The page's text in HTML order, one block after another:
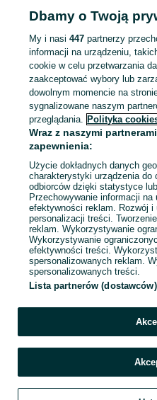
Zaloguj się lub załóż konto
sprzedającym
Zaloguj się / Załóż konto
Dbamy o Twoją
My i nasi447 partnerzy
informacji na urządzeniu,
cookie w celu przetwarzania
zaakceptować wybory lub
dowolnym momencie na
sygnalizowane naszym
przeglądania. Polityka
Wraz z naszymi
zapewnienia:
Użycie dokładnych danych
charakterystyki urządzenia do
odbiorców dzięki statystyce
Przechowywanie informacji
efektywności reklam. Rozwój i
personalizacji treści.
reklam. Wykorzystywanie
Wykorzystywanie
efektywności treści.
spersonalizowanych reklam.
spersonalizowanych treści.
Lista partnerów (dostawców)